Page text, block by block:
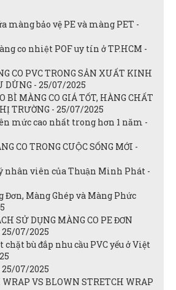
màng bảo vệ PE và màng PET -
co nhiệt POF uy tín ở TP.HCM -
CO PVC TRONG SẢN XUẤT KINH
DÙNG - 25/07/2025
BÌ MÀNG CO GIÁ TỐT, HÀNG CHẤT
TRƯỜNG - 25/07/2025
mức cao nhất trong hơn 1 năm -
CO TRONG CUỘC SỐNG MỚI -
nhân viên của Thuận Minh Phát -
Đơn, Màng Ghép và Màng Phức
SỬ DỤNG MÀNG CO PE ĐƠN
25/07/2025
bù đắp nhu cầu PVC yếu ở Việt
25/07/2025
WRAP VS BLOWN STRETCH WRAP